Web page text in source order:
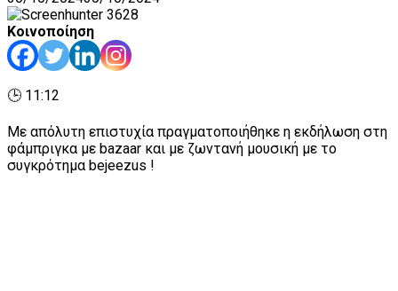
Κοινοποίηση
🕒 11:12
Με απόλυτη επιστυχία πραγματοποιήθηκε η εκδήλωση στη
φάμπριγκα με bazaar και με ζωντανή μουσική με το
συγκρότημα bejeezus !